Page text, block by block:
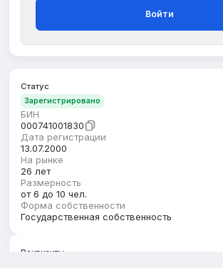
Войти
Статус
Зарегистрировано
БИН
000741001830
Дата регистрации
13.07.2000
На рынке
26 лет
Размерность
от 6 до 10 чел.
Форма собственности
Государственная собственность
Реквизиты